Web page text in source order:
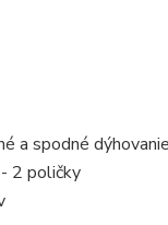
a spodné
2 poličky